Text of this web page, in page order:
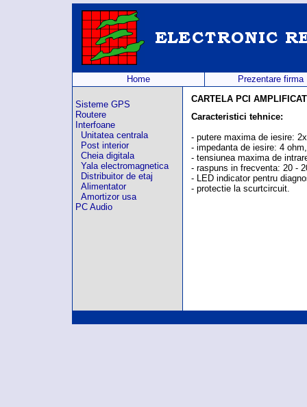
Home Prezentare firma
Sisteme GPS
Routere
Interfoane
Unitatea centrala
Post interior
Cheia digitala
Yala electromagnetica
Distribuitor de etaj
Alimentator
Amortizor usa
PC Audio
CARTELA PCI
Caracteristici tehnice:
- putere maxima de iesire:
- impedanta de iesire: 4 ohm,
- tensiunea maxima de
- raspuns in frecventa: 20 -
- LED indicator pentru
- protectie la scurtcircuit.